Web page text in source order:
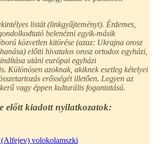
listát (linkgyűjteményt). Érdemes,
belenézni egyik-másik
közvetlen kitörése (azaz: Ukrajna orosz
előtti hivatalos orosz ortodox egyházi,
utáni európai egyházi
Különösen azoknak, akiknek esetleg kételyei
erősségét illetően. Legyen az
vagy éppen kulturális fogantatású.
előtt kiadott nyilatkozatok:
volokolamszki